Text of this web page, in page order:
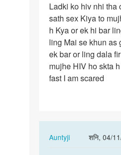
Ladki
ko
hiv
nhi
tha
or…
Ladki ko hiv nhi tha
sath sex Kiya to
h Kya or ek hi bar
ling Mai se khun as
ek bar or ling dala
mujhe HIV ho skta
fast I am scared
Auntyji
शनि, 04/
In